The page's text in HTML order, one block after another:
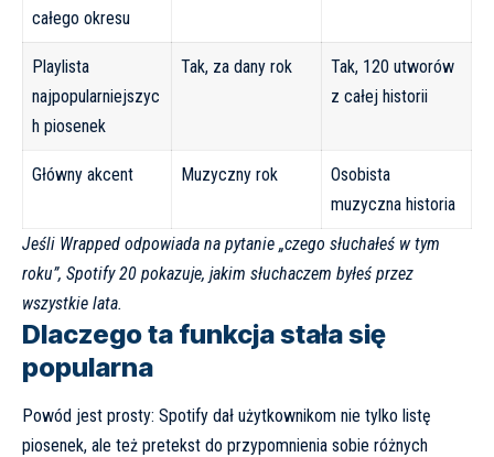
całego okresu
Playlista
najpopularniejszyc
h piosenek
Tak, za dany rok
Tak, 120 utworów
z całej historii
Główny akcent Muzyczny rok
Osobista
muzyczna historia
Jeśli Wrapped odpowiada na pytanie „czego słuchałeś w tym
roku”, Spotify 20 pokazuje, jakim słuchaczem byłeś przez
wszystkie lata.
Dlaczego ta funkcja stała się
popularna
Powód jest prosty: Spotify dał użytkownikom nie tylko listę
piosenek, ale też pretekst do przypomnienia sobie różnych